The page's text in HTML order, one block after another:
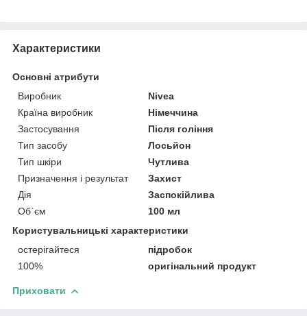
Характеристики
Основні атрибути
Виробник
Nivea
Країна виробник
Німеччина
Застосування
Після гоління
Тип засобу
Лосьйон
Тип шкіри
Чутлива
Призначення і результат
Захист
Дія
Заспокійлива
Об`єм
100 мл
Користувальницькі характеристики
остерігайтеся
підробок
100%
оригінальний продукт
Приховати